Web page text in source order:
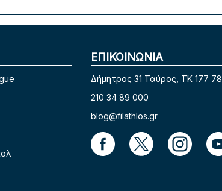
ΕΠΙΚΟΙΝΩΝΙΑ
Δήμητρος 31 Ταύρος, TK 177 78
210 34 89 000
blog@filathlos.gr